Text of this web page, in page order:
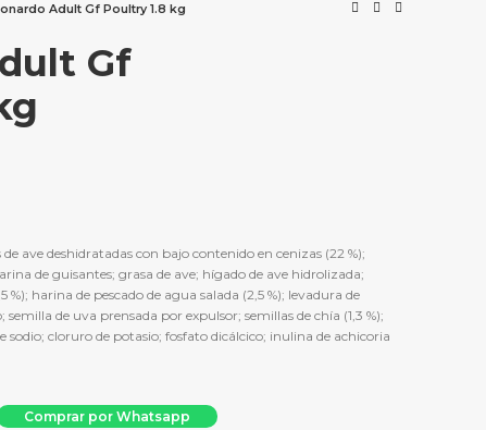
Adult Gf Poultry 1.8 kg
Gf
ave deshidratadas con bajo contenido en cenizas (22 %);
de guisantes; grasa de ave; hígado de ave hidrolizada;
harina de pescado de agua salada (2,5 %); levadura de
semilla de uva prensada por expulsor; semillas de chía (1,3 %);
sodio; cloruro de potasio; fosfato dicálcico; inulina de achicoria
kg cantidad
Comprar por Whatsapp